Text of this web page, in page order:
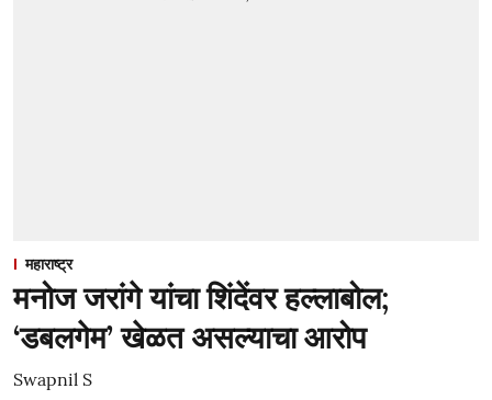
महाराष्ट्र
मनोज जरांगे यांचा शिंदेंवर हल्लाबोल;
‘डबलगेम’ खेळत असल्याचा आरोप
Swapnil S